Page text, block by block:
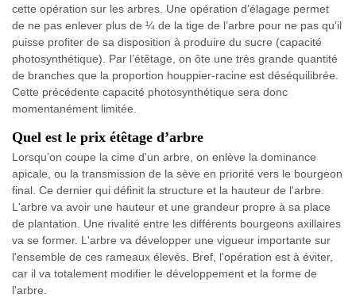
cette opération sur les arbres. Une opération d’élagage permet
de ne pas enlever plus de ¼ de la tige de l’arbre pour ne pas qu’il
puisse profiter de sa disposition à produire du sucre (capacité
photosynthétique). Par l’étêtage, on ôte une très grande quantité
de branches que la proportion houppier-racine est déséquilibrée.
Cette précédente capacité photosynthétique sera donc
momentanément limitée.
Quel est le prix étêtage d’arbre
Lorsqu’on coupe la cime d'un arbre, on enlève la dominance
apicale, ou la transmission de la sève en priorité vers le bourgeon
final. Ce dernier qui définit la structure et la hauteur de l'arbre.
L'arbre va avoir une hauteur et une grandeur propre à sa place
de plantation. Une rivalité entre les différents bourgeons axillaires
va se former. L'arbre va développer une vigueur importante sur
l'ensemble de ces rameaux élevés. Bref, l'opération est à éviter,
car il va totalement modifier le développement et la forme de
l'arbre.